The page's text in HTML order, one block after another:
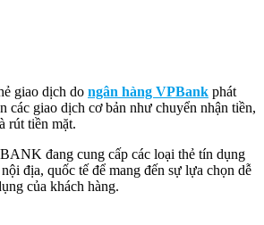
giao dịch do ngân hàng VPBank phát
các giao dịch cơ bản như chuyển nhận tiền,
rút tiền mặt.
đang cung cấp các loại thẻ tín dụng
địa, quốc tế để mang đến sự lựa chọn dễ
của khách hàng.